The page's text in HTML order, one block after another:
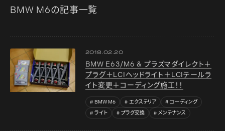
BMW M6の記事一覧
2018.02.20
BMW E63/M6 & プラズマダイレクト＋
プラグ＋LCIヘッドライト＋LCIテールラ
イト変更＋コーディング施工！！
BMW M6 エクステリア
コーディング
ライト
プラグ交換 メンテナンス